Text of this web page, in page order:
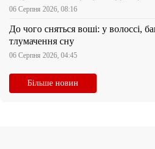
06 Серпня 2026, 08:16
До чого сняться воші: у волоссі,
тлумачення сну
06 Серпня 2026, 04:45
Більше новин